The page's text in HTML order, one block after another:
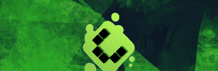
Saltar
al
contenido